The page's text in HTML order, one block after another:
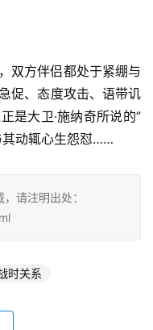
双方伴侣都处于紧绷与
促、态度攻击、语带讥
是大卫·施纳奇所说的”
其动辄心生怨怼……
请注明出处：
时关系